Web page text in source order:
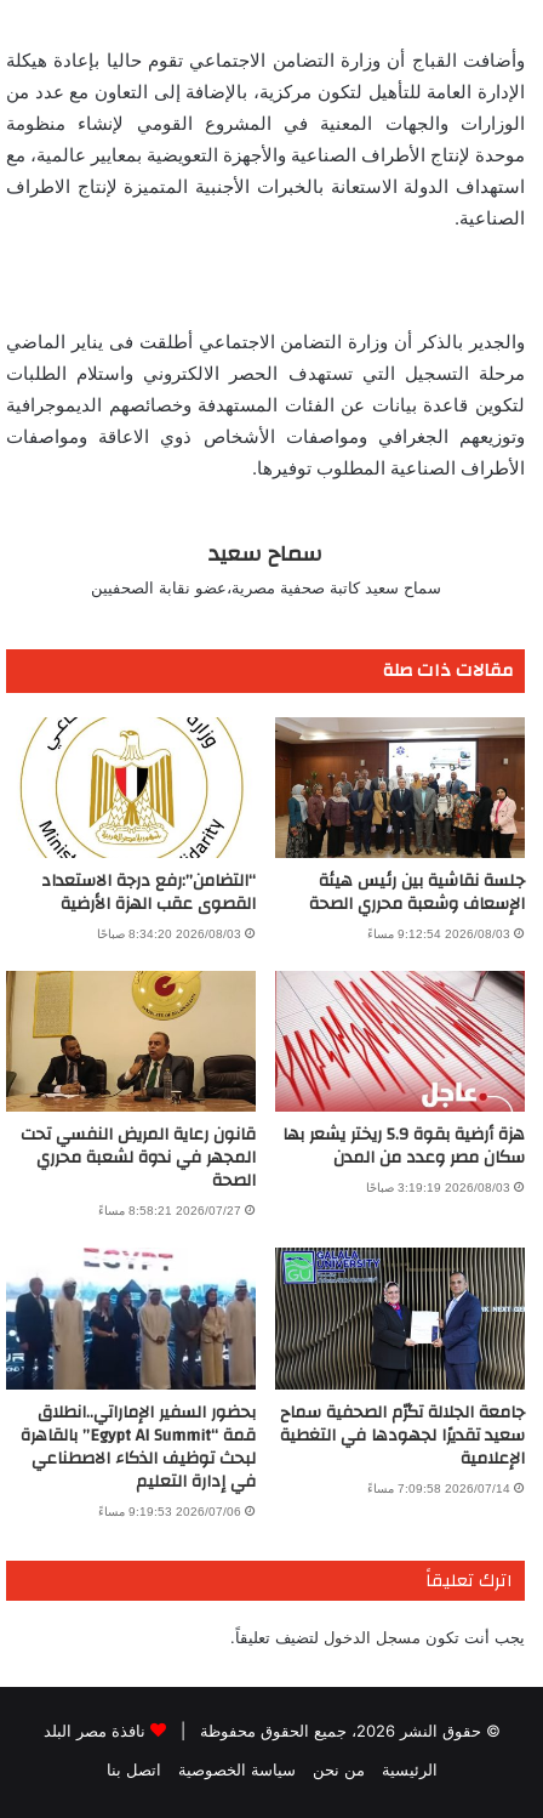
وأضافت القباج أن وزارة التضامن الاجتماعي تقوم حاليا بإعادة هيكلة
الإدارة العامة للتأهيل لتكون مركزية، بالإضافة إلى التعاون مع عدد من
الوزارات والجهات المعنية في المشروع القومي لإنشاء منظومة
موحدة لإنتاج الأطراف الصناعية والأجهزة التعويضية بمعايير عالمية، مع
استهداف الدولة الاستعانة بالخبرات الأجنبية المتميزة لإنتاج الاطراف
الصناعية.
والجدير بالذكر أن وزارة التضامن الاجتماعي أطلقت فى يناير الماضي
مرحلة التسجيل التي تستهدف الحصر الالكتروني واستلام الطلبات
لتكوين قاعدة بيانات عن الفئات المستهدفة وخصائصهم الديموجرافية
وتوزيعهم الجغرافي ومواصفات الأشخاص ذوي الاعاقة ومواصفات
الأطراف الصناعية المطلوب توفيرها.
سماح سعيد
سماح سعيد كاتبة صحفية مصرية،عضو نقابة الصحفيين
مقالات ذات صلة
جلسة نقاشية بين رئيس هيئة
الإسعاف وشعبة محرري الصحة
2026/08/03 9:12:54 مساءً
“التضامن”:رفع درجة الاستعداد
القصوى عقب الهزة الأرضية
2026/08/03 8:34:20 صباحًا
هزة أرضية بقوة 5.9 ريختر يشعر بها
سكان مصر وعدد من المدن
2026/08/03 3:19:19 صباحًا
قانون رعاية المريض النفسي تحت
المجهر في ندوة لشعبة محرري
الصحة
2026/07/27 8:58:21 مساءً
جامعة الجلالة تكرّم الصحفية سماح
سعيد تقديرًا لجهودها في التغطية
الإعلامية
2026/07/14 7:09:58 مساءً
بحضور السفير الإماراتي..انطلاق
قمة “Egypt AI Summit” بالقاهرة
لبحث توظيف الذكاء الاصطناعي
في إدارة التعليم
2026/07/06 9:19:53 مساءً
اترك تعليقاً
يجب أنت تكون مسجل الدخول لتضيف تعليقاً.
© حقوق النشر 2026، جميع الحقوق محفوظة |
نافذة مصر البلد
الرئيسية
من نحن سياسة الخصوصية اتصل بنا